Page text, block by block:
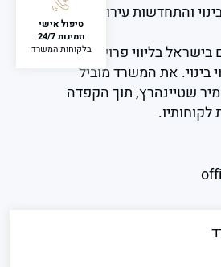
והתחדשות עירונית
בישראל בליווי פרויקטים של
בינוי. את המשרד מוביל
שטיינהרץ, תוך הקפדה
טיפול אישי
וזמינות 24/7
בלקוחות המשרד